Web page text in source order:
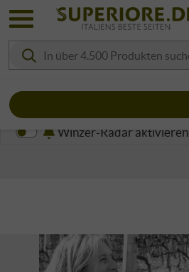
Winzer-Radar aktivieren